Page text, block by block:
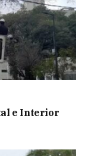
e Interior